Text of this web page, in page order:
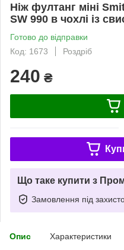
Ніж фултанг міні
SW 990 в чохлі із
Готово до відправки
Код: 1673
Роздріб
240 ₴
Що таке купити з
Замовлення під
Опис Характеристики